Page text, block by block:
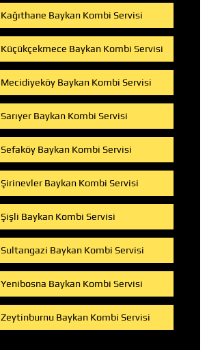
Kağıthane Baykan Kombi Servisi
Küçükçekmece Baykan Kombi Servisi
Mecidiyeköy Baykan Kombi Servisi
Sarıyer Baykan Kombi Servisi
Sefaköy Baykan Kombi Servisi
Şirinevler Baykan Kombi Servisi
Şişli Baykan Kombi Servisi
Sultangazi Baykan Kombi Servisi
Yenibosna Baykan Kombi Servisi
Zeytinburnu Baykan Kombi Servisi